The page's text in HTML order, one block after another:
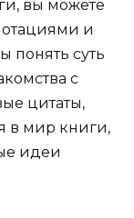
вы можете
и
понять суть
с
цитаты,
в мир книги,
идеи